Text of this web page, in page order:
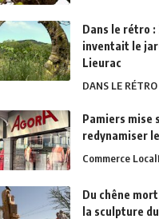
Dans le rétro :
inventait le
Lieurac
DANS LE RÉTRO
Pamiers mise
redynamiser
Commerce Local
Du chêne
la sculpture